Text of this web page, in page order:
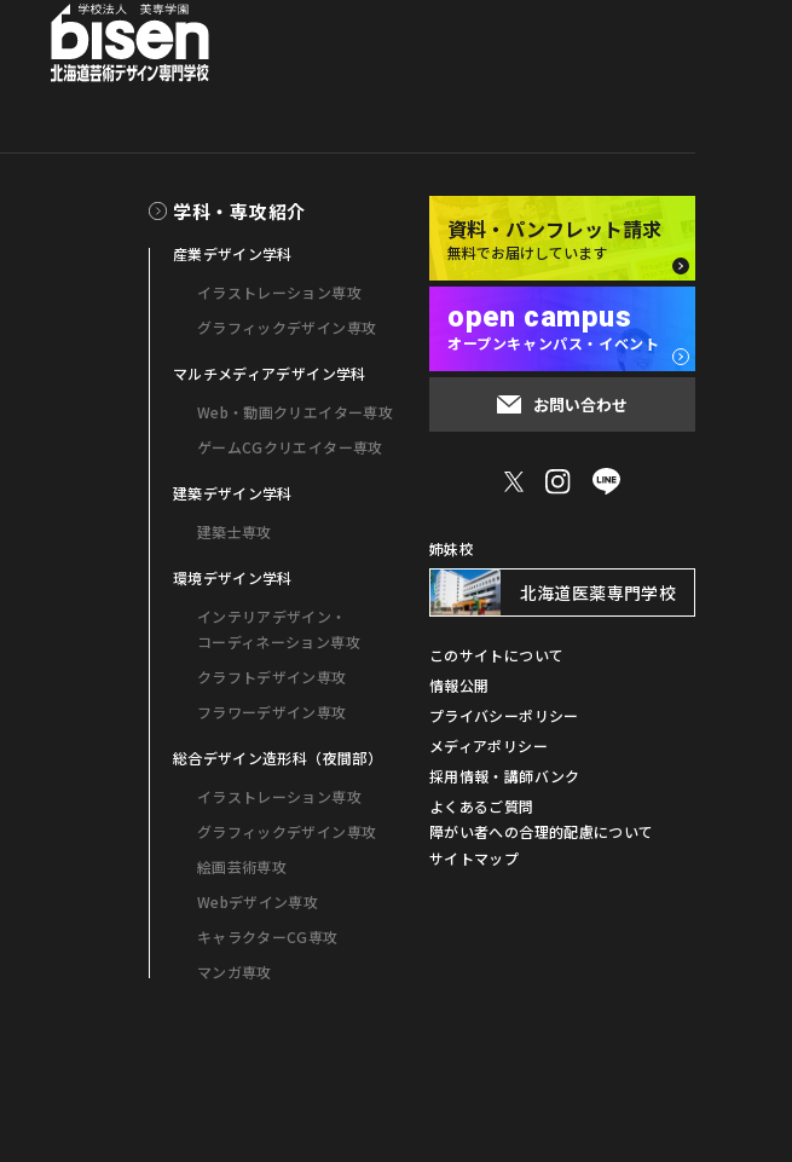
学科・専攻紹介
産業デザイン学科
イラストレーション専攻
グラフィックデザイン専攻
マルチメディアデザイン学科
Web・動画クリエイター専攻
ゲームCGクリエイター専攻
建築デザイン学科
建築士専攻
環境デザイン学科
インテリアデザイン・
コーディネーション専攻
クラフトデザイン専攻
フラワーデザイン専攻
総合デザイン造形科（夜間部）
イラストレーション専攻
グラフィックデザイン専攻
絵画芸術専攻
Webデザイン専攻
キャラクターCG専攻
マンガ専攻
資料・パンフレット請求
無料でお届けしています
open campus
オープンキャンパス・イベント
お問い合わせ
姉妹校
北海道医薬専門学校
このサイトについて
情報公開
プライバシーポリシー
メディアポリシー
採用情報・講師バンク
よくあるご質問
障がい者への合理的配慮について
サイトマップ